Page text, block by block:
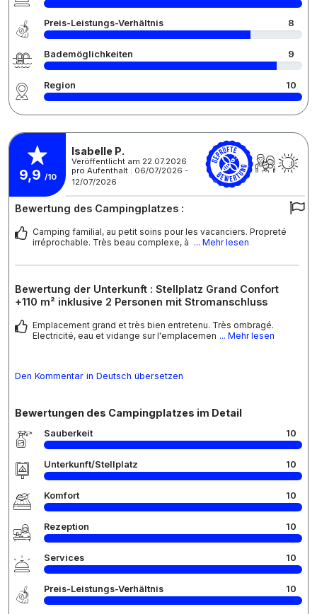
Preis-Leistungs-Verhältnis 8
Bademöglichkeiten 9
Region 10
9,9 /10
Isabelle P.
Veröffentlicht am 22.07.2026
pro Aufenthalt : 06/07/2026 -
12/07/2026
Bewertung des Campingplatzes :
Camping familial, au petit soins pour les vacanciers. Propreté
irréprochable. Très beau complexe, à ... Mehr lesen
Bewertung der Unterkunft : Stellplatz Grand Confort
+110 m² inklusive 2 Personen mit Stromanschluss
Emplacement grand et très bien entretenu. Très ombragé.
Electricité, eau et vidange sur l'emplacemen ... Mehr lesen
Den Kommentar in Deutsch übersetzen
Bewertungen des Campingplatzes im Detail
Sauberkeit 10
Unterkunft/Stellplatz 10
Komfort 10
Rezeption 10
Services 10
Preis-Leistungs-Verhältnis 10